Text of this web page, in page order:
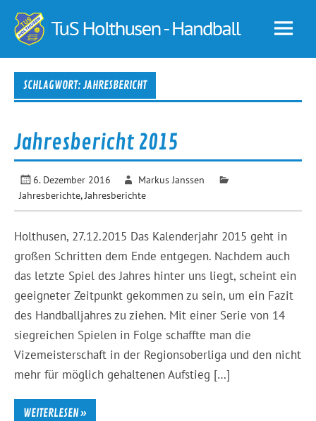
content TuS
SCHLAGWORT: JAHRESBERICHT
Jahresbericht 2015
6. Dezember 2016
Markus Janssen
Jahresberichte, Jahresberichte
Holthusen, 27.12.2015 Das Kalenderjahr 2015 geht in
großen Schritten dem Ende entgegen. Nachdem auch
das letzte Spiel des Jahres hinter uns liegt, scheint ein
geeigneter Zeitpunkt gekommen zu sein, um ein Fazit
des Handballjahres zu ziehen. Mit einer Serie von 14
siegreichen Spielen in Folge schaffte man die
Vizemeisterschaft in der Regionsoberliga und den nicht
mehr für möglich gehaltenen Aufstieg […]
WEITERLESEN »